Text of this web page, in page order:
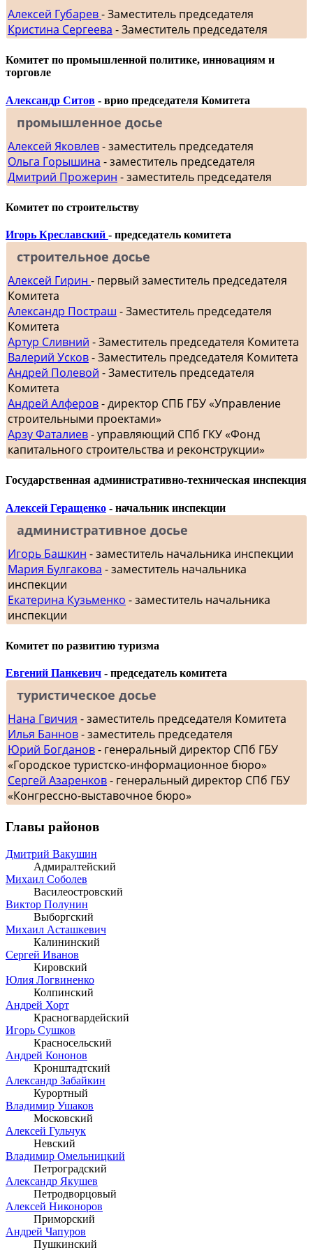
Алексей Губарев- Заместитель председателя
Кристина Сергеева - Заместитель председателя
Комитет по промышленной политике, инновациям и
торговле
Александр Ситов - врио председателя Комитета
промышленное досье
Алексей Яковлев- заместитель председателя
Ольга Горышина - заместитель председателя
Дмитрий Прожерин - заместитель председателя
Комитет по строительству
Игорь Креславский - председатель комитета
строительное досье
Алексей Гирин - первый заместитель председателя
Комитета
Александр Постраш - Заместитель председателя
Комитета
Артур Сливний - Заместитель председателя Комитета
Валерий Усков- Заместитель председателя Комитета
Андрей Полевой - Заместитель председателя
Комитета
Андрей Алферов- директор СПБ ГБУ «Управление
строительными проектами»
Арзу Фаталиев- управляющий СПб ГКУ «Фонд
капитального строительства и реконструкции»
Государственная административно-техническая инспекция
Алексей Геращенко - начальник инспекции
административное досье
Игорь Башкин - заместитель начальника инспекции
Мария Булгакова - заместитель начальника
инспекции
Екатерина Кузьменко - заместитель начальника
инспекции
Комитет по развитию туризма
Евгений Панкевич - председатель комитета
туристическое досье
Нана Гвичия - заместитель председателя Комитета
Илья Баннов- заместитель председателя
Юрий Богданов- генеральный директор СПб ГБУ
«Городское туристско-информационное бюро»
Сергей Азаренков- генеральный директор СПб ГБУ
«Конгрессно-выставочное бюро»
Главы районов
Дмитрий Вакушин
Адмиралтейский
Михаил Соболев
Василеостровский
Виктор Полунин
Выборгский
Михаил Асташкевич
Калининский
Сергей Иванов
Кировский
Юлия Логвиненко
Колпинский
Андрей Хорт
Красногвардейский
Игорь Сушков
Красносельский
Андрей Кононов
Кронштадтский
Александр Забайкин
Курортный
Владимир Ушаков
Московский
Алексей Гульчук
Невский
Владимир Омельницкий
Петроградский
Александр Якушев
Петродворцовый
Алексей Никоноров
Приморский
Андрей Чапуров
Пушкинский